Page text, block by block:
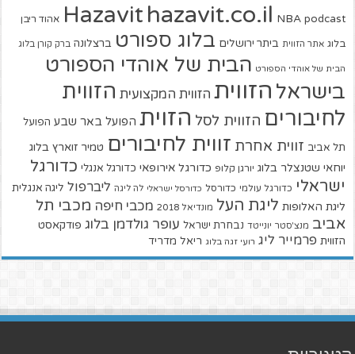
Hazavit hazavit.co.il NBA podcast אהוד ריבן
בלוג אתר הזווית ביתר ירושלים בלוג ספורט ברצלונה ברק קורן בלוג
הבית של אוהדי הספורט הבית של אוהדי הספורט
בישראל הזווית הזווית המקצועית הזווית
לחיבורים הזווית לסל הזוית הפועל באר שבע הפועל
תל אביב זווית אחרת זווית לחיבורים טמיר זוארץ בלוג
יוחאי שטנצלר בלוג יורגן קלופ כדורגל אירופאי כדורגל אנגלי כדורגל
ישראלי כדורגל עולמי כדורסל כדורסל ישראלי לה ליגה ליברפול ליגה אנגלית
ליגת האלופות ליגת העל מונדיאל 2018 מכבי חיפה מכבי תל
אביב מנצ'סטר יונייטד נבחרת ישראל עופר גולדמן בלוג פודקאסט
הזווית פרמייר ליג רועי זגה בלוג ריאל מדריד